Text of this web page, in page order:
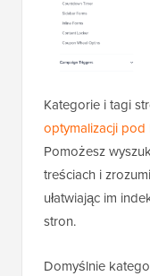
Kategorie i tagi
optymalizacji pod
Pomożesz
treściach i
ułatwiając im
stron.
Domyślnie